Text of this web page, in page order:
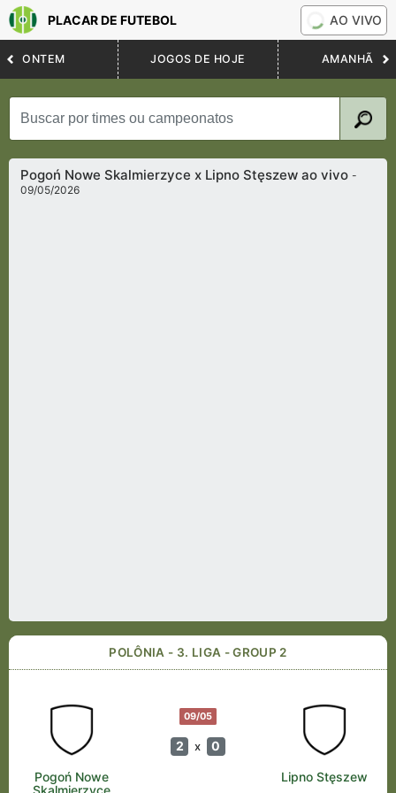
PLACAR DE FUTEBOL AO VIVO
ONTEM JOGOS DE HOJE AMANHÃ
Pogoń Nowe Skalmierzyce x Lipno Stęszew ao vivo-
09/05/2026
POLÔNIA - 3. LIGA - GROUP 2
09/05
2 x 0
Pogoń Nowe
Skalmierzyce
Lipno Stęszew